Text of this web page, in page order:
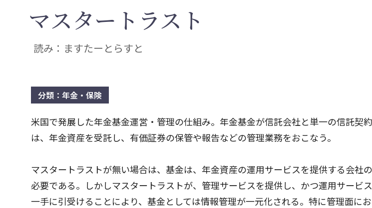
マスタートラスト
読み：ますたーとらすと
分類：年金・保険
米国で発展した年金基金運営・管理の仕組み。年金基金が信託会社と単一の信託契
は、年金資産を受託し、有価証券の保管や報告などの管理業務をおこなう。
マスタートラストが無い場合は、基金は、年金資産の運用サービスを提供する会社
必要である。しかしマスタートラストが、管理サービスを提供し、かつ運用サービ
一手に引受けることにより、基金としては情報管理が一元化される。特に管理面にお